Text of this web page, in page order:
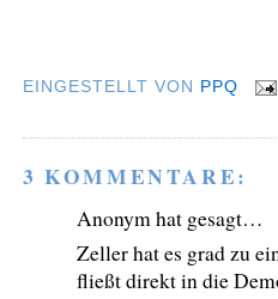
EINGESTELLT VON PPQ
3 KOMMENTARE:
Anonym hat gesagt…
Zeller hat es grad zu
fließt direkt in die